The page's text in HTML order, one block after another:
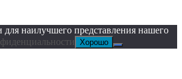
наилучшего представления нашего
Хорошо